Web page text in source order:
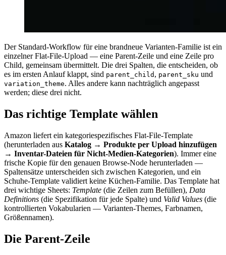
Der Standard-Workflow für eine brandneue Varianten-Familie ist ein
einzelner Flat-File-Upload — eine Parent-Zeile und eine Zeile pro
Child, gemeinsam übermittelt. Die drei Spalten, die entscheiden, ob
es im ersten Anlauf klappt, sind parent_child , parent_sku und
variation_theme. Alles andere kann nachträglich angepasst
werden; diese drei nicht.
Das richtige Template wählen
Amazon liefert ein kategoriespezifisches Flat-File-Template
(herunterladen aus Katalog → Produkte per Upload hinzufügen
→ Inventar-Dateien für Nicht-Medien-Kategorien). Immer eine
frische Kopie für den genauen Browse-Node herunterladen —
Spaltensätze unterscheiden sich zwischen Kategorien, und ein
Schuhe-Template validiert keine Küchen-Familie. Das Template hat
drei wichtige Sheets: Template (die Zeilen zum Befüllen), Data
Definitions (die Spezifikation für jede Spalte) und Valid Values (die
kontrollierten Vokabularien — Varianten-Themes, Farbnamen,
Größennamen).
Die Parent-Zeile